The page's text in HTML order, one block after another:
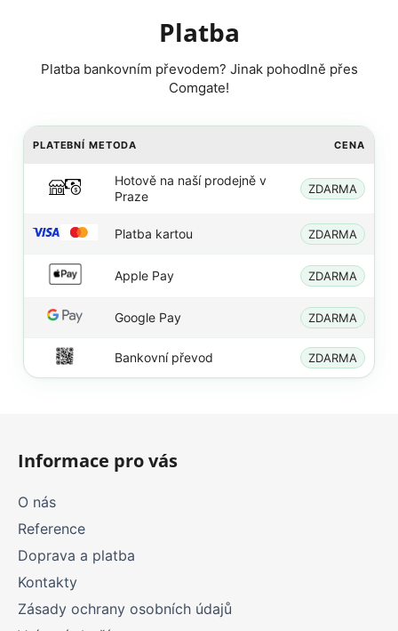
Platba
Platba bankovním převodem? Jinak pohodlně přes
Comgate!
PLATEBNÍ METODA CENA
Hotově na naší prodejně v
Praze
ZDARMA
Platba kartou ZDARMA
Apple Pay ZDARMA
Google Pay ZDARMA
Bankovní převod ZDARMA
Informace pro vás
O nás
Reference
Doprava a platba
Kontakty
Zásady ochrany osobních údajů